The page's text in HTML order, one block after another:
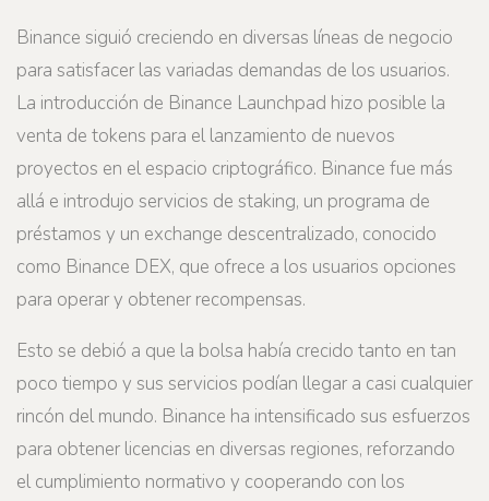
Binance siguió creciendo en diversas líneas de negocio
para satisfacer las variadas demandas de los usuarios.
La introducción de Binance Launchpad hizo posible la
venta de tokens para el lanzamiento de nuevos
proyectos en el espacio criptográfico. Binance fue más
allá e introdujo servicios de staking, un programa de
préstamos y un exchange descentralizado, conocido
como Binance DEX, que ofrece a los usuarios opciones
para operar y obtener recompensas.
Esto se debió a que la bolsa había crecido tanto en tan
poco tiempo y sus servicios podían llegar a casi cualquier
rincón del mundo. Binance ha intensificado sus esfuerzos
para obtener licencias en diversas regiones, reforzando
el cumplimiento normativo y cooperando con los